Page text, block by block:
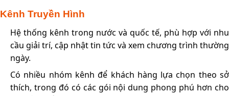
Kênh Truyền Hình
Hệ thống kênh trong nước và quốc tế, phù hợp với nhu
cầu giải trí, cập nhật tin tức và xem chương trình thường
ngày.
Có nhiều nhóm kênh để khách hàng lựa chọn theo sở
thích, trong đó có các gói nội dung phong phú hơn cho